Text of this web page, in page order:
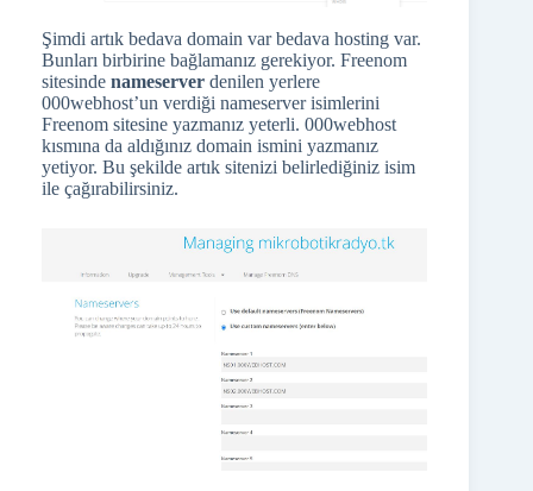
Şimdi artık bedava domain var bedava hosting var.
Bunları birbirine bağlamanız gerekiyor. Freenom
sitesinde nameserver denilen yerlere
000webhost’un verdiği nameserver isimlerini
Freenom sitesine yazmanız yeterli. 000webhost
kısmına da aldığınız domain ismini yazmanız
yetiyor. Bu şekilde artık sitenizi belirlediğiniz isim
ile çağırabilirsiniz.